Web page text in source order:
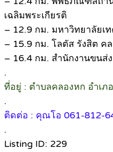
เฉลิมพระเกียรติ
– 12.9 กม. มหาวิทยาลัยเ
– 15.9 กม. โลตัส รังสิต ค
– 16.4 กม. สำนักงานขนส่
.
ที่อยู่ : ตำบลคลองหก อำเ
.
ติดต่อ : คุณโอ 061-812-
.
Listing ID: 229